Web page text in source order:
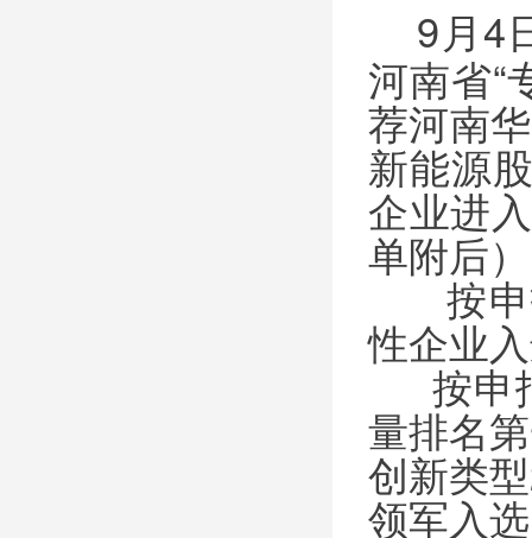
9月4
河南省“
荐河南
新能源
企业进
单附后
按申
性企业
按申
量排名
创新类
领军入